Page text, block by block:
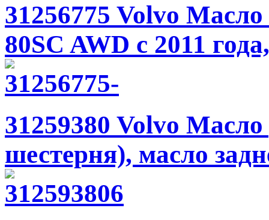
31256775 Volvo
80SC AWD с 2011
31259380 Volvo Масло
шестерня), масло